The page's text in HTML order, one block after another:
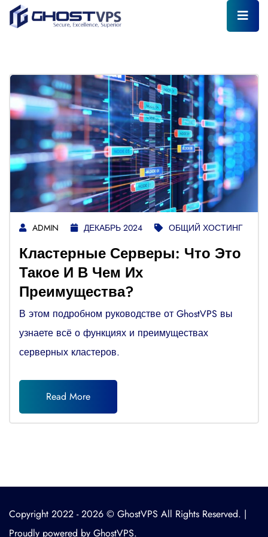
ADMIN ДЕКАБРЬ 2024 ОБЩИЙ ХОСТИНГ
Кластерные Серверы: Что Это
Такое И В Чем Их
Преимущества?
В этом подробном руководстве от GhostVPS вы
узнаете всё о функциях и преимуществах
серверных кластеров.
Read More
Copyright 2022 - 2026 © GhostVPS All Rights Reserved. |
Proudly powered by GhostVPS.